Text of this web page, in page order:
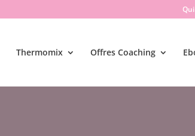
Thermomix Offres Coaching